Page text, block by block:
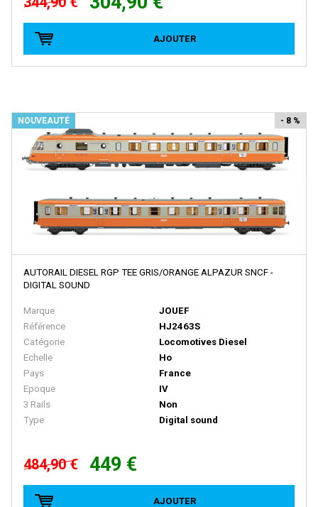
MASTERPIECE
MDM
MEHANO
METRO MODELS
Metrop
MGM
MIBER
MICRO-TRAINS
MINICAR
Minichamps
Mini Metals
MINIMODEL' 87
MINIS
MINITRIX
AJOUTER
NOUVEAUTÉ
AUTORAIL DIESEL RGP TEE GRIS/ORANGE ALPAZUR SNCF -
DIGITAL SOUND
Marque
JOUEF
Référence
HJ2463S
Catégorie
Locomotives Diesel
Echelle
Ho
Pays
France
Epoque
IV
3 Rails
Non
Type
Digital sound
- 8 %
484,90 € 449 €
AJOUTER